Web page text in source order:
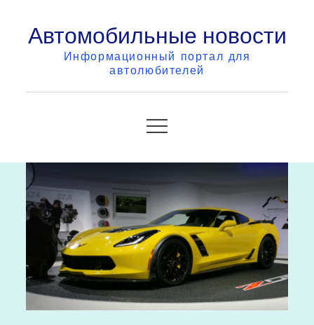
contentАвтомобильные новости
Информационный портал для
автолюбителей